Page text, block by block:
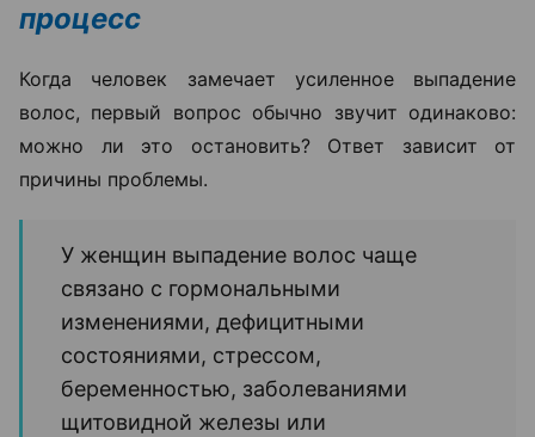
процесс
Когда человек замечает усиленное выпадение
волос, первый вопрос обычно звучит одинаково:
можно ли это остановить? Ответ зависит от
причины проблемы.
У женщин выпадение волос чаще
связано с гормональными
изменениями, дефицитными
состояниями, стрессом,
беременностью, заболеваниями
щитовидной железы или